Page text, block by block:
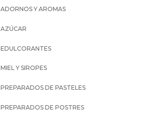
ADORNOS Y AROMAS
AZÚCAR
EDULCORANTES
MIEL Y SIROPES
PREPARADOS DE PASTELES
PREPARADOS DE POSTRES